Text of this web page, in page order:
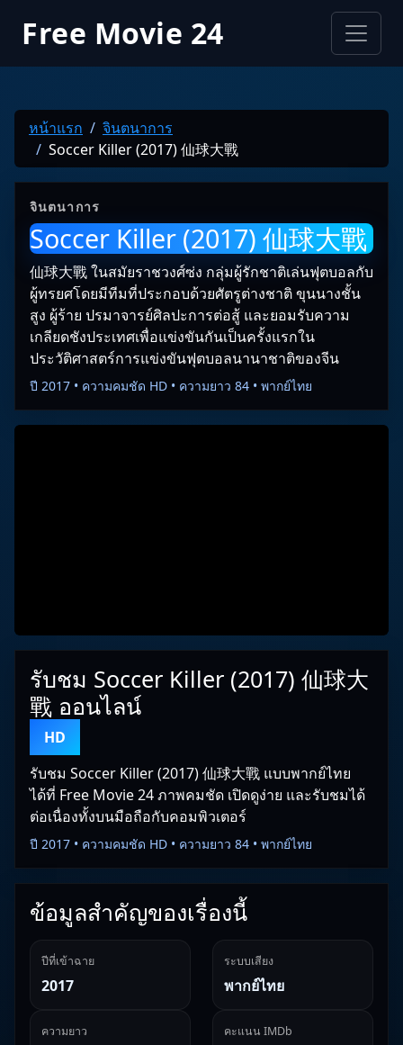
Free Movie 24
หน้าแรก
จินตนาการ
Soccer Killer (2017) 仙球大戰
จินตนาการ
Soccer Killer (2017) 仙球大戰
仙球大戰 ในสมัยราชวงศ์ซ่ง กลุ่มผู้รักชาติเล่นฟุตบอลกับ
ผู้ทรยศโดยมีทีมที่ประกอบด้วยศัตรูต่างชาติ ขุนนางชั้น
สูง ผู้ร้าย ปรมาจารย์ศิลปะการต่อสู้ และยอมรับความ
เกลียดชังประเทศเพื่อแข่งขันกันเป็นครั้งแรกใน
ประวัติศาสตร์การแข่งขันฟุตบอลนานาชาติของจีน
ปี 2017 • ความคมชัด HD • ความยาว 84 • พากย์ไทย
รับชม Soccer Killer (2017) 仙球大
戰 ออนไลน์
HD
รับชม Soccer Killer (2017) 仙球大戰 แบบพากย์ไทย
ได้ที่ Free Movie 24 ภาพคมชัด เปิดดูง่าย และรับชมได้
ต่อเนื่องทั้งบนมือถือกับคอมพิวเตอร์
ปี 2017 • ความคมชัด HD • ความยาว 84 • พากย์ไทย
ข้อมูลสำคัญของเรื่องนี้
ปีที่เข้าฉาย
2017
ระบบเสียง
พากย์ไทย
ความยาว คะแนน IMDb